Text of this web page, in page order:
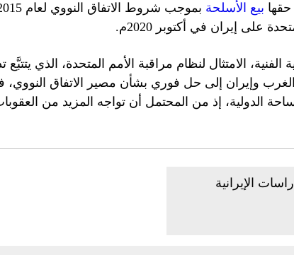
بيع الأسلحة
على إيران في أكتوبر 2020م.
الامتثال لنظام مراقبة الأمم المتحدة، الذي يتتبَّع
وإيران إلى حل فوري بشأن مصير الاتفاق النووي،
الدولية، إذ من المحتمل أن تواجه المزيد من
الإيرانية